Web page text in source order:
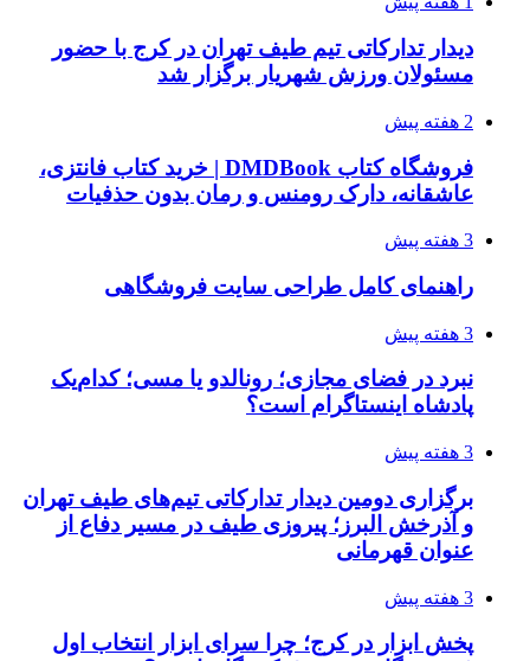
دیدار تدارکاتی تیم طیف تهران در کرج با حضور
مسئولان ورزش شهریار برگزار شد
2 هفته پیش
فروشگاه کتاب DMDBook | خرید کتاب فانتزی،
عاشقانه، دارک رومنس و رمان بدون حذفیات
3 هفته پیش
راهنمای کامل طراحی سایت فروشگاهی
3 هفته پیش
نبرد در فضای مجازی؛ رونالدو یا مسی؛ کدام‌یک
پادشاه اینستاگرام است؟
3 هفته پیش
برگزاری دومین دیدار تدارکاتی تیم‌های طیف تهران
و آذرخش البرز؛ پیروزی طیف در مسیر دفاع از
عنوان قهرمانی
3 هفته پیش
پخش ابزار در کرج؛ چرا سرای ابزار انتخاب اول